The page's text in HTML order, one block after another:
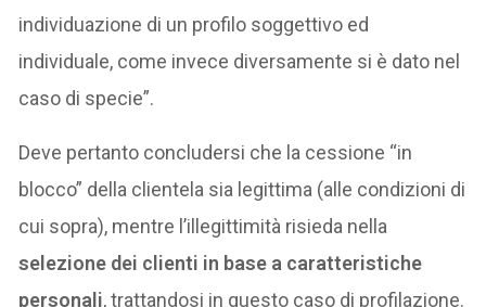
individuazione di un profilo soggettivo ed
individuale, come invece diversamente si è dato nel
caso di specie”.
Deve pertanto concludersi che la cessione “in
blocco” della clientela sia legittima (alle condizioni di
cui sopra), mentre l’illegittimità risieda nella
selezione dei clienti in base a caratteristiche
personali, trattandosi in questo caso di profilazione.